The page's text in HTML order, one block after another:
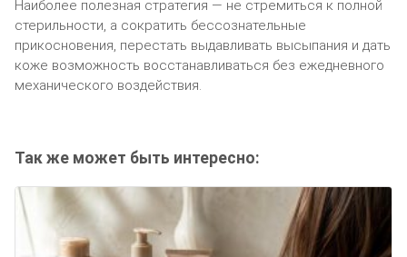
Наиболее полезная стратегия — не стремиться к полной
стерильности, а сократить бессознательные
прикосновения, перестать выдавливать высыпания и дать
коже возможность восстанавливаться без ежедневного
механического воздействия.
Так же может быть интересно: